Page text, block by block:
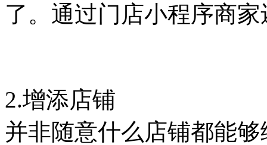
了。通过门店小程序商
2.增添店铺
并非随意什么店铺都能